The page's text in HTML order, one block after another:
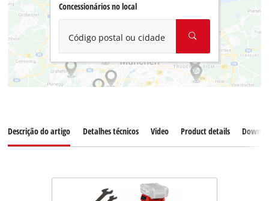
Concessionários no local
Código postal ou cidade
Descrição do artigo Detalhes técnicos Video Product details